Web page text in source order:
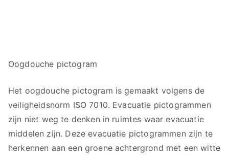
Oogdouche pictogram
Het oogdouche pictogram is gemaakt volgens de
veiligheidsnorm ISO 7010. Evacuatie pictogrammen
zijn niet weg te denken in ruimtes waar evacuatie
middelen zijn. Deze evacuatie pictogrammen zijn te
herkennen aan een groene achtergrond met een witte